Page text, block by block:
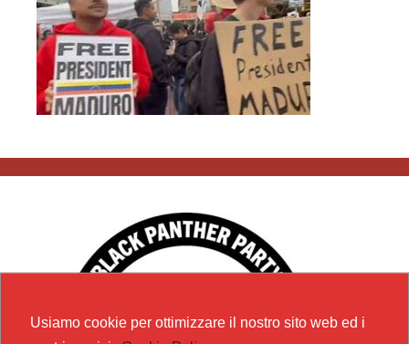
Usiamo cookie per ottimizzare il nostro sito web ed i